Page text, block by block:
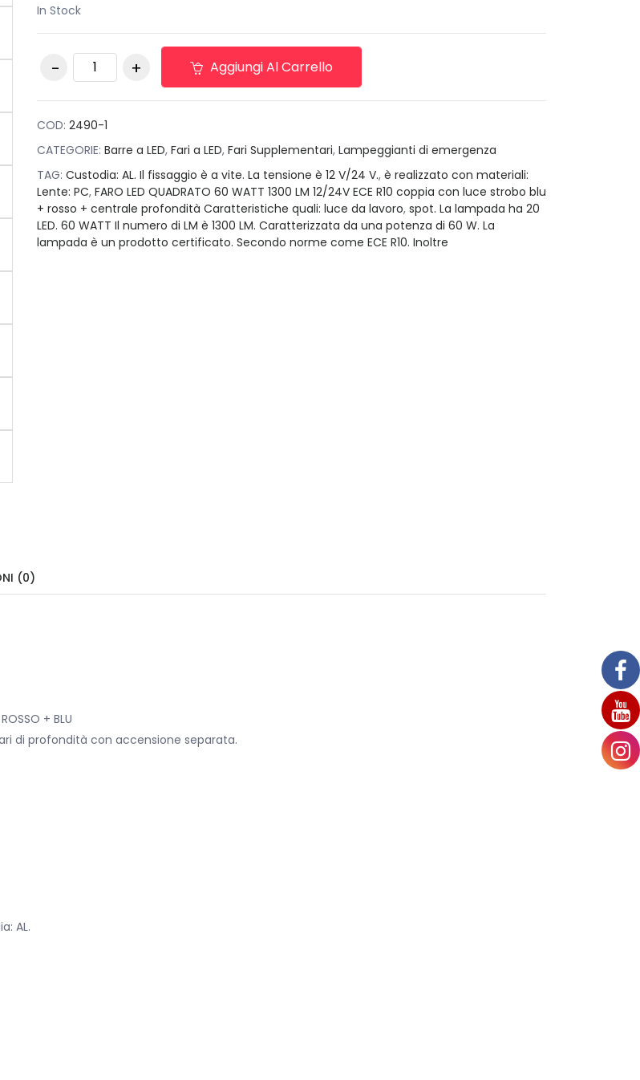
In Stock
Faro barra coppia
supplementare 60
Aggiungi Al Carrello
COD: 2490-1
CATEGORIE: Barre a LED, Fari a LED, Fari Supplementari, Lampeggianti di emergenza
TAG: Custodia: AL. Il fissaggio è a vite. La tensione è 12 V/24 V., è realizzato con materiali:
Lente: PC, FARO LED QUADRATO 60 WATT 1300 LM 12/24V ECE R10 coppia con luce strobo blu
+ rosso + centrale profondità Caratteristiche quali: luce da lavoro, spot. La lampada ha 20
LED. 60 WATT Il numero di LM è 1300 LM. Caratterizzata da una potenza di 60 W. La
lampada è un prodotto certificato. Secondo norme come ECE R10. Inoltre
(0)
+ BLU
di profondità con accensione separata.
AL.